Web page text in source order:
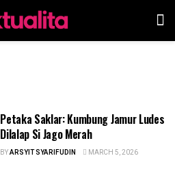
Petaka Saklar: Kumbung Jamur Ludes
Dilalap Si Jago Merah
BYARSYIT SYARIFUDIN MARCH 5, 2026